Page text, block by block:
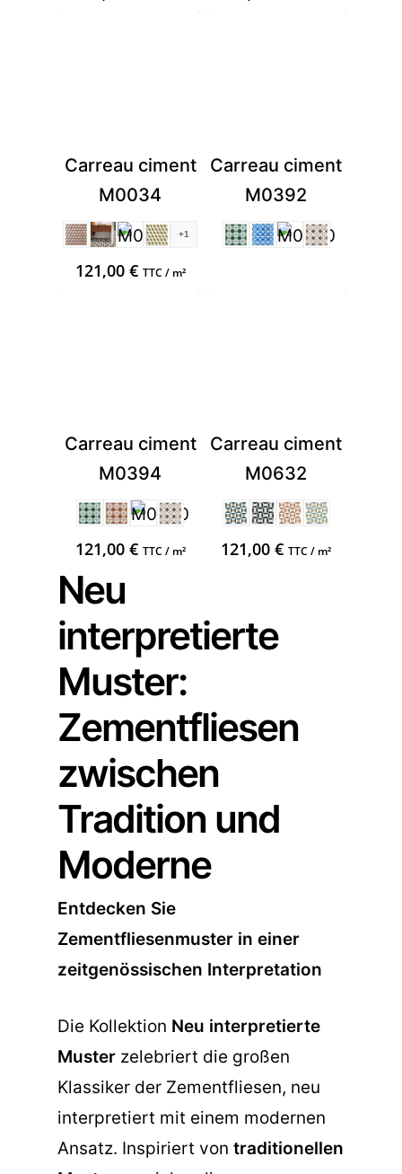
Carreau ciment
M0034
+1
121,00 € TTC / m²
Carreau ciment
M0392
Carreau ciment
M0394
121,00 € TTC / m²
Carreau ciment
M0632
121,00€ TTC / m²
Neu
interpretierte
Muster:
Zementfliesen
zwischen
Tradition und
Moderne
Entdecken Sie
Zementfliesenmuster in einer
zeitgenössischen Interpretation
Die Kollektion Neu interpretierte
Muster zelebriert die großen
Klassiker der Zementfliesen, neu
interpretiert mit einem modernen
Ansatz. Inspiriert von traditionellen